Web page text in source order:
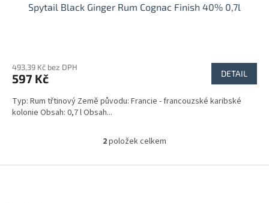
Spytail Black Ginger Rum Cognac Finish 40% 0,7l
493,39 Kč bez DPH
597 Kč DETAIL
Typ: Rum třtinový Země původu: Francie - francouzské karibské
kolonie Obsah: 0,7 l Obsah...
O
l
2položek celkem